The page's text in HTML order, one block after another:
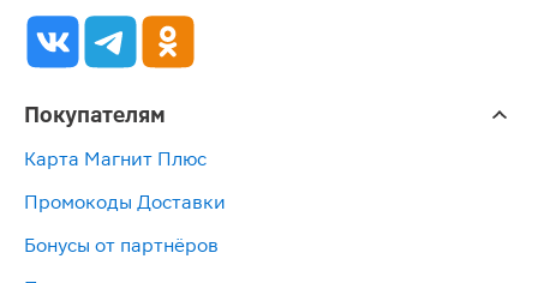
Покупателям
Карта Магнит Плюс
Промокоды Доставки
Бонусы от партнёров